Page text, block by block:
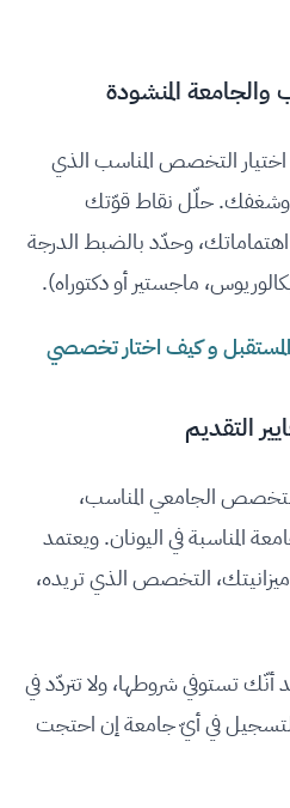
اختيار التخصص المناسب الذي
وشغفك. حلّل نقاط قوّتك
وحدّد بالضبط الدرجة
ماجستير أو دكتوراه).
و كيف اختار تخصصي
الجامعي المناسب،
المناسبة في اليونان. ويعتمد
التخصص الذي تريده،
أنّك تستوفي شروطها، ولا تتردّد في
في أيّ جامعة إن احتجت